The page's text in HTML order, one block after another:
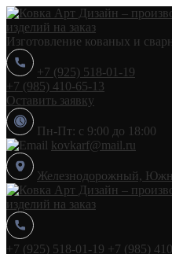
Изготовление кованых и
+7 (925) 518-01-19
+7 (985) 410-65-13
Оставить заявку
Пн-Пт: с 9:00 до 18:00
kovkarf@mail.ru
Железнодорожный,
+7 (925) 518-01-19 +7 (985)